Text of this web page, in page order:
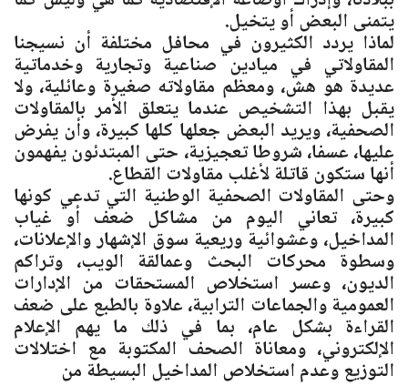
يتمنى البعض أو يتخيل.
لماذا يردد الكثيرون في محافل مختلفة أن نسيجنا
المقاولاتي في ميادين صناعية وتجارية وخدماتية
عديدة هو هش، ومعظم مقاولاته صغيرة وعائلية، ولا
يقبل بهذا التشخيص عندما يتعلق الأمر بالمقاولات
الصحفية، ويريد البعض جعلها كلها كبيرة، وأن يفرض
عليها، عسفا، شروطا تعجيزية، حتى المبتدئون يفهمون
أنها ستكون قاتلة لأغلب مقاولات القطاع.
وحتى المقاولات الصحفية الوطنية التي تدعي كونها
كبيرة، تعاني اليوم من مشاكل ضعف أو غياب
المداخيل، وعشوائية وريعية سوق الإشهار والإعلانات،
وسطوة محركات البحث وعمالقة الويب، وتراكم
الديون، وعسر استخلاص المستحقات من الإدارات
العمومية والجماعات الترابية، علاوة بالطبع على ضعف
القراءة بشكل عام، بما في ذلك ما يهم الإعلام
الإلكتروني، ومعاناة الصحف المكتوبة مع اختلالات
التوزيع وعدم استخلاص المداخيل البسيطة من